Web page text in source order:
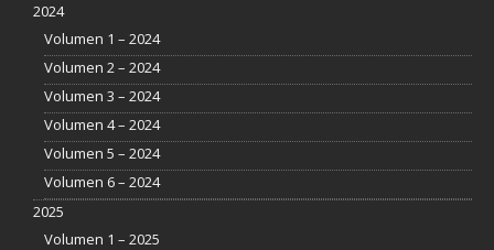
2024
Volumen 1 – 2024
Volumen 2 – 2024
Volumen 3 – 2024
Volumen 4 – 2024
Volumen 5 – 2024
Volumen 6 – 2024
2025
Volumen 1 – 2025